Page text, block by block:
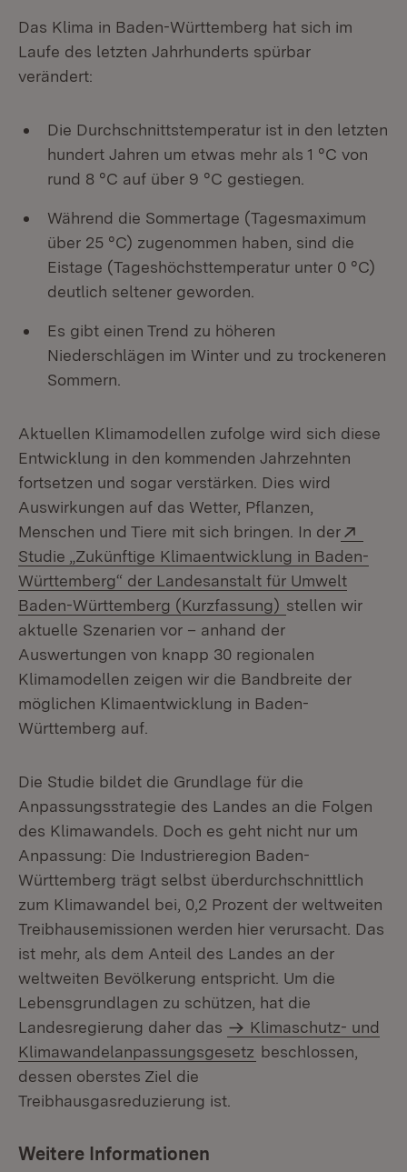
Das Klima in Baden-Württemberg hat sich im
Laufe des letzten Jahrhunderts spürbar
verändert:
Die Durchschnittstemperatur ist in den letzten
hundert Jahren um etwas mehr als 1 °C von
rund 8 °C auf über 9 °C gestiegen.
Während die Sommertage (Tagesmaximum
über 25 °C) zugenommen haben, sind die
Eistage (Tageshöchsttemperatur unter 0 °C)
deutlich seltener geworden.
Es gibt einen Trend zu höheren
Niederschlägen im Winter und zu trockeneren
Sommern.
Aktuellen Klimamodellen zufolge wird sich diese
Entwicklung in den kommenden Jahrzehnten
fortsetzen und sogar verstärken. Dies wird
Auswirkungen auf das Wetter, Pflanzen,
Menschen und Tiere mit sich bringen. In der
Studie „Zukünftige Klimaentwicklung in Baden-
Württemberg“ der Landesanstalt für Umwelt
Baden-Württemberg (Kurzfassung) (Öffnet in
stellen wir
aktuelle Szenarien vor – anhand der
Auswertungen von knapp 30 regionalen
Klimamodellen zeigen wir die Bandbreite der
möglichen Klimaentwicklung in Baden-
Württemberg auf.
Die Studie bildet die Grundlage für die
Anpassungsstrategie des Landes an die Folgen
des Klimawandels. Doch es geht nicht nur um
Anpassung: Die Industrieregion Baden-
Württemberg trägt selbst überdurchschnittlich
zum Klimawandel bei, 0,2 Prozent der weltweiten
Treibhausemissionen werden hier verursacht. Das
ist mehr, als dem Anteil des Landes an der
weltweiten Bevölkerung entspricht. Um die
Lebensgrundlagen zu schützen, hat die
Landesregierung daher das
Klimaschutz- und
Klimawandelanpassungsgesetz beschlossen,
dessen oberstes Ziel die
Treibhausgasreduzierung ist.
Weitere Informationen